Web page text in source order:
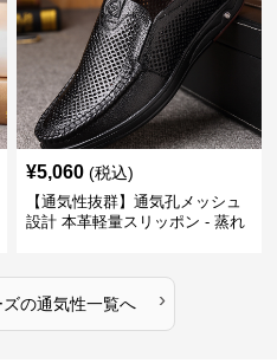
¥5,060 (税込)
【通気性抜群】通気孔メッシュ
設計 本革軽量スリッポン - 蒸れ
ズの通気性一覧へ ›